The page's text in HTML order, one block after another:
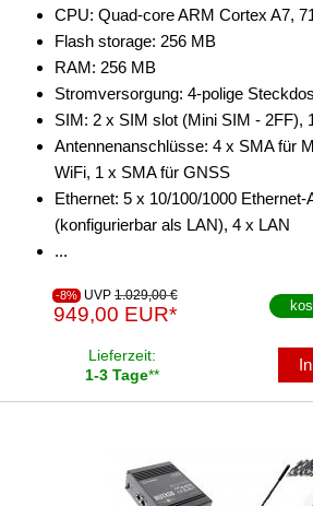
CPU: Quad-core ARM Cortex A7,
Flash storage: 256 MB
RAM: 256 MB
Stromversorgung: 4-polige
SIM: 2 x SIM slot (Mini SIM - 2FF),
Antennenanschlüsse: 4 x SMA für
WiFi, 1 x SMA für GNSS
Ethernet: 5 x 10/100/1000
(konfigurierbar als LAN), 4 x LAN
...
-8% UVP 1.029,00 €
949,00 EUR*
Lieferzeit:
1-3 Tage**